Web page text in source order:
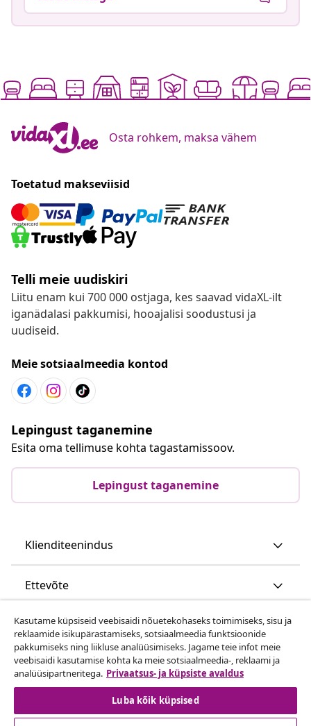
Osta rohkem, maksa vähem
Toetatud makseviisid
Telli meie uudiskiri
Liitu enam kui 700 000 ostjaga, kes saavad vidaXL-ilt
iganädalasi pakkumisi, hooajalisi soodustusi ja
uudiseid.
Meie sotsiaalmeedia kontod
Lepingust taganemine
Esita oma tellimuse kohta tagastamissoov.
Lepingust taganemine
Klienditeenindus
Ettevõte
vidaXL
Vaata rohkem
Kasutame küpsiseid veebisaidi nõuetekohaseks toimimiseks, sisu ja
reklaamide isikupärastamiseks, sotsiaalmeedia funktsioonide
pakkumiseks ning liikluse analüüsimiseks. Jagame teie infot meie
veebisaidi kasutamise kohta ka meie sotsiaalmeedia-, reklaami ja
analüüsipartneritega. Privaatsus- ja küpsiste avaldus
Luba kõik küpsised